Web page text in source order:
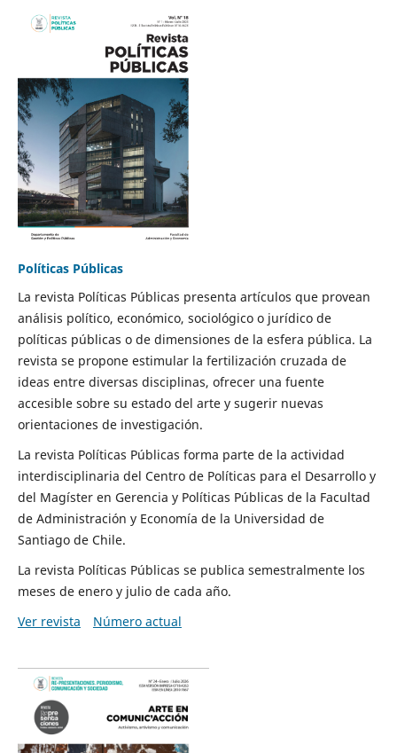
Políticas Públicas
La revista Políticas Públicas presenta artículos que provean
análisis político, económico, sociológico o jurídico de
políticas públicas o de dimensiones de la esfera pública. La
revista se propone estimular la fertilización cruzada de
ideas entre diversas disciplinas, ofrecer una fuente
accesible sobre su estado del arte y sugerir nuevas
orientaciones de investigación.
La revista Políticas Públicas forma parte de la actividad
interdisciplinaria del Centro de Políticas para el Desarrollo y
del Magíster en Gerencia y Políticas Públicas de la Facultad
de Administración y Economía de la Universidad de
Santiago de Chile.
La revista Políticas Públicas se publica semestralmente los
meses de enero y julio de cada año.
Ver revista
Número actual